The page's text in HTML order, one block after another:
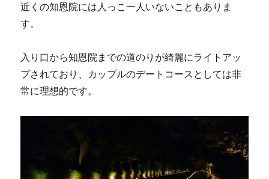
近くの知恩院には人っこ一人いないこともありま
す。
入り口から知恩院までの道のりが綺麗にライトアッ
プされており、カップルのデートコースとしては非
常に理想的です。